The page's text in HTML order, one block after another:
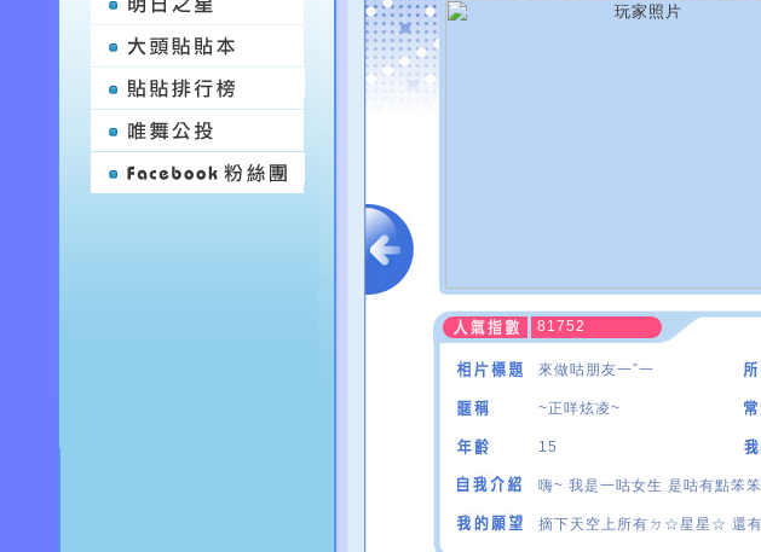
81752
來做咕朋友一ˇ一
~正咩炫凌~
15
嗨~ 我是一咕女生 是咕有點笨
摘下天空上所有ㄉ☆星星☆ 還